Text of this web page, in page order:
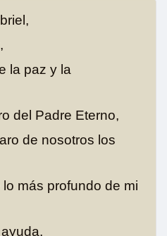
la paz y la
del Padre Eterno,
de nosotros los
más profundo de mi